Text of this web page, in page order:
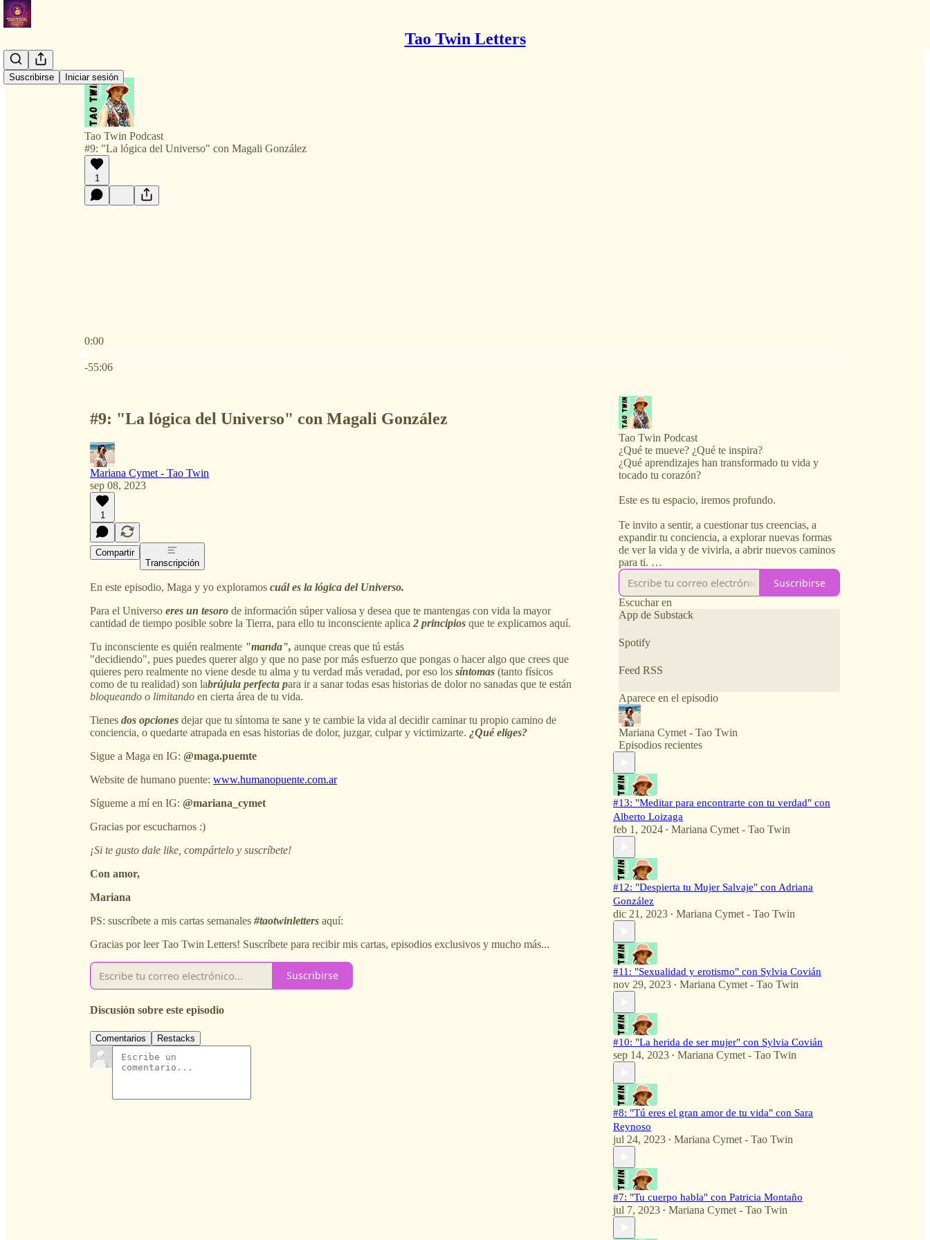
Tao Twin Letters
Suscribirse Iniciar sesión
Tao Twin Podcast
#9: "La lógica del Universo" con Magali González
1
0:00
-55:06
#9: "La lógica del Universo" con Magali González
Mariana Cymet - Tao Twin
sep 08, 2023
1
Compartir
Transcripción
En este episodio, Maga y yo exploramos cuál es la lógica del Universo.
Para el Universo eres un tesoro de información súper valiosa y desea que te mantengas con vida la mayor
cantidad de tiempo posible sobre la Tierra, para ello tu inconsciente aplica 2 principios que te explicamos aquí.
Tu inconsciente es quién realmente "manda", aunque creas que tú estás
"decidiendo", pues puedes querer algo y que no pase por más esfuerzo que pongas o hacer algo que crees que
quieres pero realmente no viene desde tu alma y tu verdad más veradad, por eso los síntomas (tanto físicos
como de tu realidad) son labrújula perfecta para ir a sanar todas esas historias de dolor no sanadas que te están
bloqueando o limitando en cierta área de tu vida.
Tienes dos opciones dejar que tu síntoma te sane y te cambie la vida al decidir caminar tu propio camino de
conciencia, o quedarte atrapada en esas historias de dolor, juzgar, culpar y victimizarte. ¿Qué eliges?
Sigue a Maga en IG: @maga.puemte
Website de humano puente: www.humanopuente.com.ar
Sígueme a mí en IG: @mariana_cymet
Gracias por escucharnos :)
¡Si te gusto dale like, compártelo y suscríbete!
Con amor,
Mariana
PS: suscríbete a mis cartas semanales #taotwinletters aquí:
Gracias por leer Tao Twin Letters! Suscríbete para recibir mis cartas, episodios exclusivos y mucho más...
Suscribirse
Discusión sobre este episodio
Comentarios Restacks
Tao Twin Podcast
¿Qué te mueve? ¿Qué te inspira?
¿Qué aprendizajes han transformado tu vida y
tocado tu corazón?
Este es tu espacio, iremos profundo.
Te invito a sentir, a cuestionar tus creencias, a
expandir tu conciencia, a explorar nuevas formas
de ver la vida y de vivirla, a abrir nuevos caminos
para ti.
Esta es tu dosis de inspiración y expansión.
Tu momento para alinear mente-cuerpo-corazón.
Descúbrete, conócete, atrévete.
camino, tu verdad.
Yo soy, Mariana Cymet, y es un honor para mí
tenerte aquí.
Comencemos el viaje, el destino eres TÚ.
Suscribirse
Escuchar en
App de Substack
Spotify
Feed RSS
Aparece en el episodio
Mariana Cymet - Tao Twin
Episodios recientes
#13: "Meditar para encontrarte con tu verdad" con
Alberto Loizaga
feb 1, 2024 • Mariana Cymet - Tao Twin
#12: "Despierta tu Mujer Salvaje" con Adriana
González
dic 21, 2023 • Mariana Cymet - Tao Twin
#11: "Sexualidad y erotismo" con Sylvia Covián
nov 29, 2023 • Mariana Cymet - Tao Twin
#10: "La herida de ser mujer" con Sylvia Covián
sep 14, 2023 • Mariana Cymet - Tao Twin
#8: "Tú eres el gran amor de tu vida" con Sara
Reynoso
jul 24, 2023 • Mariana Cymet - Tao Twin
#7: "Tu cuerpo habla" con Patricia Montaño
jul 7, 2023 • Mariana Cymet - Tao Twin